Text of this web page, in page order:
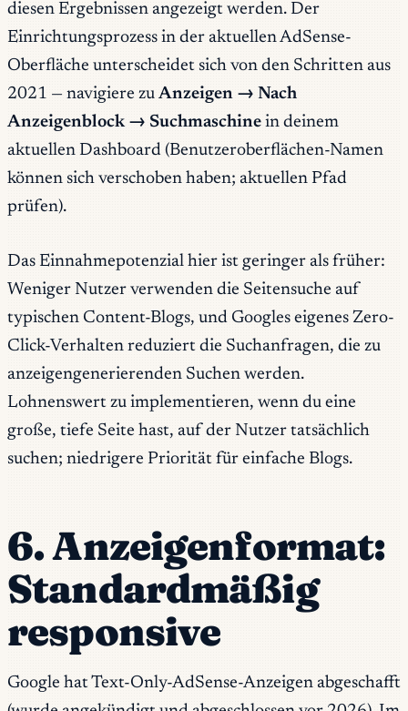
diesen Ergebnissen angezeigt werden. Der
Einrichtungsprozess in der aktuellen AdSense-
Oberfläche unterscheidet sich von den Schritten aus
2021 — navigiere zu Anzeigen → Nach
Anzeigenblock → Suchmaschine in deinem
aktuellen Dashboard (Benutzeroberflächen-Namen
können sich verschoben haben; aktuellen Pfad
prüfen).
Das Einnahmepotenzial hier ist geringer als früher:
Weniger Nutzer verwenden die Seitensuche auf
typischen Content-Blogs, und Googles eigenes Zero-
Click-Verhalten reduziert die Suchanfragen, die zu
anzeigengenerierenden Suchen werden.
Lohnenswert zu implementieren, wenn du eine
große, tiefe Seite hast, auf der Nutzer tatsächlich
suchen; niedrigere Priorität für einfache Blogs.
6. Anzeigenformat:
Standardmäßig
responsive
Google hat Text-Only-AdSense-Anzeigen abgeschafft